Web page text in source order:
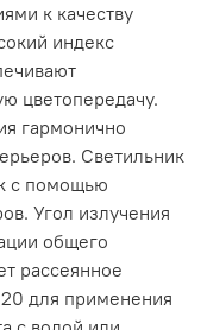
к качеству
индекс
цветопередачу.
гармонично
Светильник
с помощью
Угол излучения
общего
рассеянное
для применения